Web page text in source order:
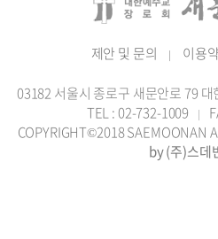
제안 및 문의 | 이용
03182 서울시 종로구 새문안로 79
TEL : 02-732-1009 |
COPYRIGHT©2018 SAEMOONAN
by (주)스데